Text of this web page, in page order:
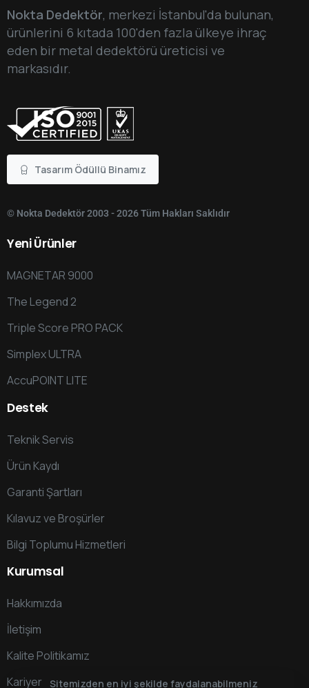
Nokta Dedektör, merkezi İstanbul'da bulunan,
ürünlerini 6 kıtada 100'den fazla ülkeye ihraç
eden bir metal dedektörü üreticisi ve
markasıdır.
Tasarım Ödüllü Binamız
© Nokta Dedektör 2003 - 2026 Tüm Hakları Saklıdır
YeniÜrünler
MAGNETAR 9000
The Legend 2
Triple Score PRO PACK
Simplex ULTRA
AccuPOINT LITE
Destek
Teknik Servis
Ürün Kaydı
Garanti Şartları
Kılavuz ve Broşürler
Bilgi Toplumu Hizmetleri
Kurumsal
Hakkımızda
İletişim
Kalite Politikamız
Kariyer Sitemizden en iyi şekilde faydalanabilmeniz